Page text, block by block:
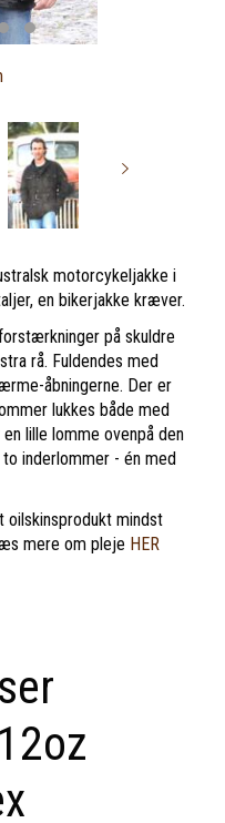
motorcykeljakke i
en bikerjakke kræver.
på skuldre
rå. Fuldendes med
åbningerne. Der er
lukkes både med
lille lomme ovenpå den
inderlommer - én med
oilskinsprodukt mindst
mere om pleje HER